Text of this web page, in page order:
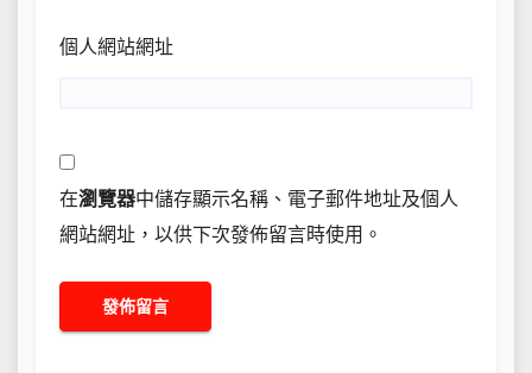
個人網站網址
在瀏覽器中儲存顯示名稱、電子郵件地址及個人
網站網址，以供下次發佈留言時使用。